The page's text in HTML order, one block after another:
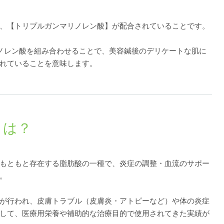
【トリプルガンマリノレン酸】が配合されていることです。
ン酸を組み合わせることで、美容鍼後のデリケートな肌に
ていることを意味します。
？
ともと存在する脂肪酸の一種で、炎症の調整・血流のサポー
行われ、皮膚トラブル（皮膚炎・アトピーなど）や体の炎症
て、医療用栄養や補助的な治療目的で使用されてきた実績が